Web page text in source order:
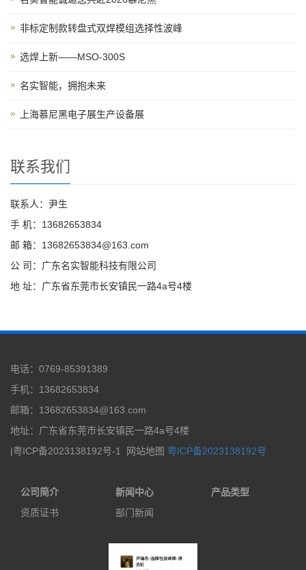
非标定制款转盘式双焊模组选择性波峰
选焊上新——MSO-300S
名实智能，拥抱未来
上海慕尼黑电子展生产设备展
联系我们
联系人：尹生
手 机：13682653834
邮 箱：13682653834@163.com
公 司：广东名实智能科技有限公司
地 址：广东省东莞市长安镇民一路4a号4楼
电话：0769-85391389
手机：13682653834
邮箱：13682653834@163.com
地址：广东省东莞市长安镇民一路4a号4楼
|粤ICP备2023138192号-1
网站地图 粤ICP备2023138192号
公司简介
资质证书
新闻中心
部门新闻
产品类型